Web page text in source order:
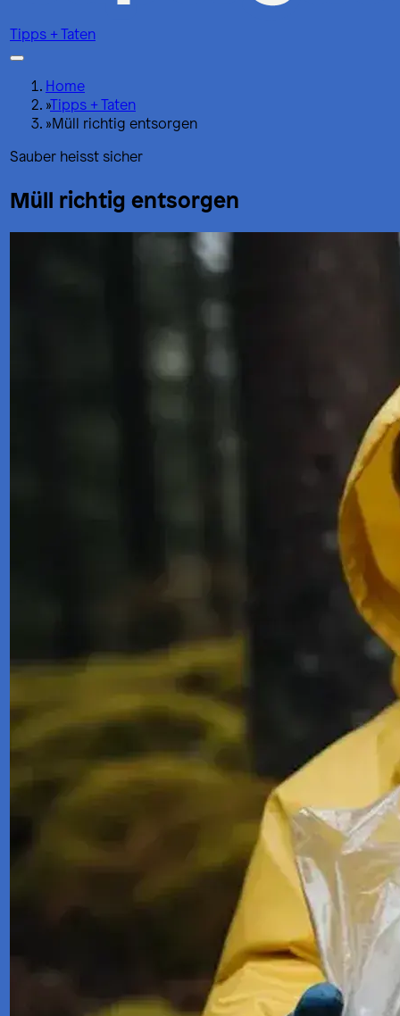
Tipps + Taten
Home
»Tipps + Taten
»Müll richtig entsorgen
Sauber heisst sicher
Müll richtig entsorgen